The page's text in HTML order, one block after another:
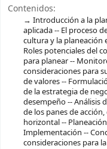
Contenidos:
Introducción a la
aplicada -- El proceso
cultura y la planeación
Roles potenciales del
para planear --
consideraciones para
de valores --
de la estrategia de
desempeño -- Análisis
de los panes de
horizontal --
Implementación --
consideraciones para